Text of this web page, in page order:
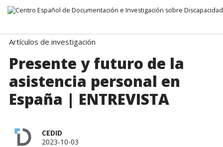
Artículos de investigación
Presente y futuro de la
asistencia personal en
España | ENTREVISTA
CEDID
2023-10-03